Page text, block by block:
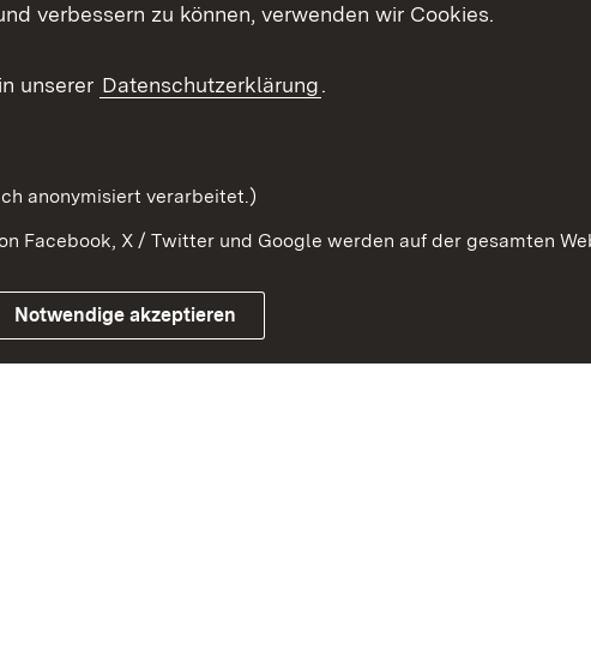
Beteiligung stärken
Impressum Kontakt
verbessern zu können, verwenden wir Cookies.
unserer Datenschutzerklärung.
anonymisiert verarbeitet.)
Facebook, X / Twitter und Google werden auf der gesamten
Notwendige akzeptieren